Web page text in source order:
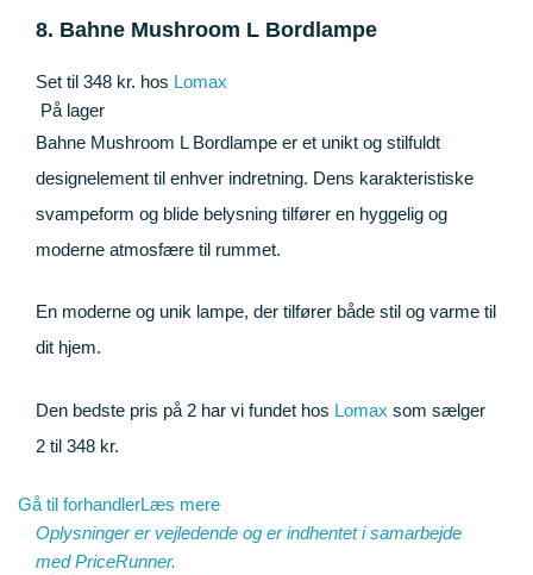
8. Bahne Mushroom L Bordlampe
Set til 348 kr. hos Lomax
På lager
Bahne Mushroom L Bordlampe er et unikt og stilfuldt
designelement til enhver indretning. Dens karakteristiske
svampeform og blide belysning tilfører en hyggelig og
moderne atmosfære til rummet.
En moderne og unik lampe, der tilfører både stil og varme til
dit hjem.
Den bedste pris på 2 har vi fundet hos Lomax som sælger
2 til 348 kr.
Gå til forhandlerLæs mere
Oplysninger er vejledende og er indhentet i samarbejde
medPriceRunner.